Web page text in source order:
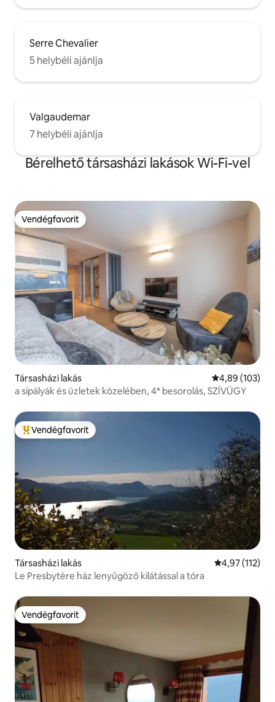
Serre Chevalier
5 helybéli ajánlja
Valgaudemar
7 helybéli ajánlja
Bérelhető társasházi lakások Wi-Fi-vel
Vendégfavorit
Vendégfavorit
Társasházi lakás Átlagos
4,89 (103)
a sípályák és üzletek közelében, 4* besorolás, SZÍVÜGY
Kiemelt vendégfavorit
Vendégfavorit
Társasházi lakás Átlagos
4,97 (112)
Le Presbytère ház lenyűgöző kilátással a tóra
Vendégfavorit
Vendégfavorit